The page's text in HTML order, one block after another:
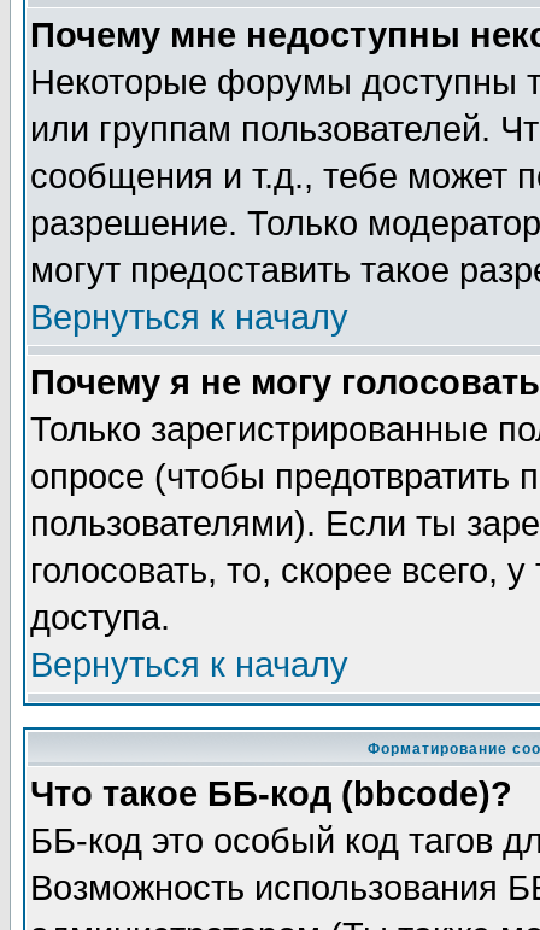
Почему мне недоступны
Некоторые форумы доступны
или группам пользователей.
сообщения и т.д., тебе может
разрешение. Только
могут предоставить такое
Вернуться к началу
Почему я не могу
Только зарегистрированные
опросе (чтобы предотвратить
пользователями). Если ты
голосовать, то, скорее всего,
доступа.
Вернуться к началу
Форматирование
Что такое ББ-код (bbcode)?
ББ-код это особый код тагов
Возможность использования